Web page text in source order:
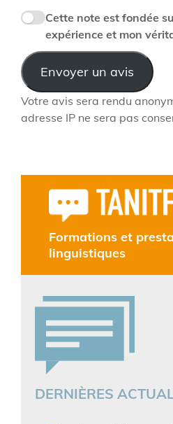
Cette note est fondée
expérience et mon
Envoyer un avis
Votre avis sera rendu
adresse IP ne sera pas
Formations et
linguistiques
DERNIÈRES